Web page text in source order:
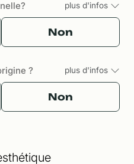
plus d'infos
Non
? plus d'infos
Non